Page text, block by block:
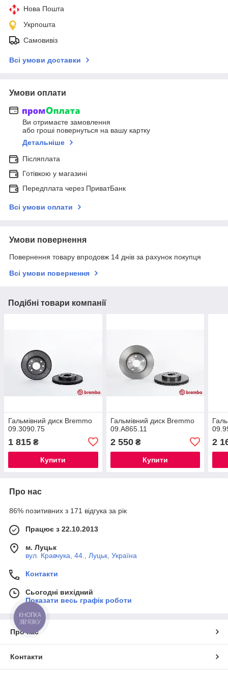
Нова Пошта
Укрпошта
Самовивіз
Всі умови доставки
Умови оплати
Ви отримаєте замовлення
або гроші повернуться на вашу картку
Детальніше
Післяплата
Готівкою у магазині
Передплата через ПриватБанк
Всі умови оплати
Умови повернення
Повернення товару впродовж 14 днів за рахунок покупця
Всі умови повернення
Подібні товари компанії
Гальмівний диск Bremmo
09.3090.75
1 815 ₴
Купити
Гальмівний диск Bremmo
09.A865.11
2 550₴
Купити
2
Про нас
86% позитивних з 171 відгука за рік
Працює з 22.10.2013
м. Луцьк
вул. Кравчука, 44., Луцьк, Україна
Контакти
Сьогодні вихідний
Показати весь графік роботи
Про нас
Контакти
КНОПКА
ЗВ'ЯЗКУ